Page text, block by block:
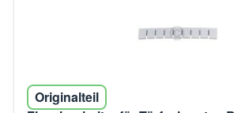
Originalteil